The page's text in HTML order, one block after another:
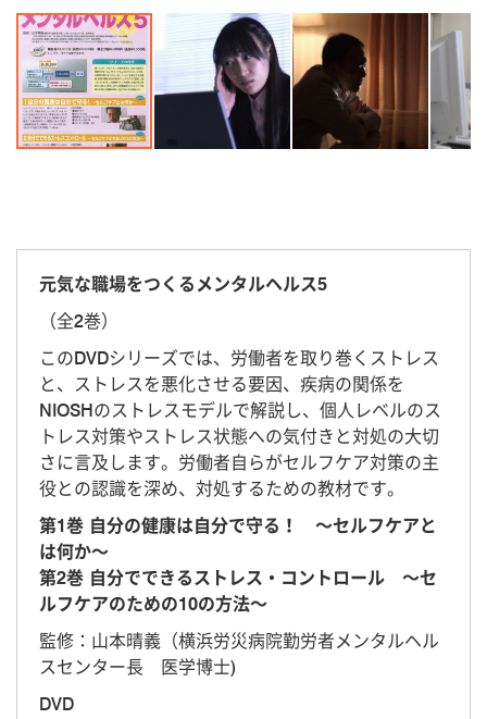
元気な職場をつくるメンタルヘルス5
（全2巻）
このDVDシリーズでは、労働者を取り巻くストレス
と、ストレスを悪化させる要因、疾病の関係を
NIOSHのストレスモデルで解説し、個人レベルのス
トレス対策やストレス状態への気付きと対処の大切
さに言及します。労働者自らがセルフケア対策の主
役との認識を深め、対処するための教材です。
第1巻 自分の健康は自分で守る！ ～セルフケアと
は何か～
第2巻 自分でできるストレス・コントロール ～セ
ルフケアのための10の方法～
監修：山本晴義（横浜労災病院勤労者メンタルヘル
スセンター長 医学博士)
DVD